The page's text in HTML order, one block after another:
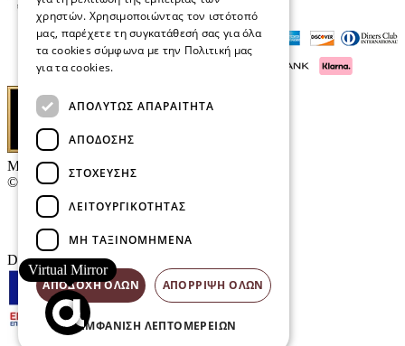
Μαρκάκης Οπτικά
© 2026
Επικοινωνία
E-Volution Awards
Designed & developed by
Virtual Mirror
χρηστών. Χρησιμοποιώντας τον ιστότοπό
μας, παρέχετε τη συγκατάθεσή σας για όλα
τα cookies σύμφωνα με την Πολιτική μας
για τα cookies.
ΑΠΟΛΎΤΩΣ ΑΠΑΡΑΊΤΗΤΑ
ΑΠΌΔΟΣΗΣ
ΣΤΌΧΕΥΣΗΣ
ΛΕΙΤΟΥΡΓΙΚΌΤΗΤΑΣ
ΜΗ ΤΑΞΙΝΟΜΗΜΈΝΑ
ΑΠΟΔΟΧΉ ΌΛΩΝ ΑΠΌΡΡΙΨΗ ΌΛΩΝ
ΕΜΦΆΝΙΣΗ ΛΕΠΤΟΜΕΡΕΙΏΝ